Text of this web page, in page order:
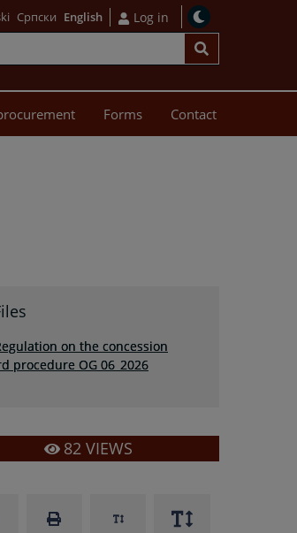
Српски English Log in
Forms Contact
on the concession
procedure OG 06_2026
82 VIEWS